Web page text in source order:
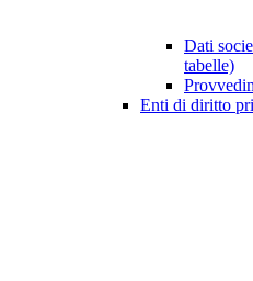
Dati
tabelle)
Enti di diritto